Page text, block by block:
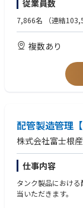
４．IGBT & FRD
の一部を譲受する
置をより明確なも
国内拠点は、厚木
て、フィリピンにご
また、ミネベアミ
事業、電源事業、
≪厚木事業所につ
厚木事業所は東証プ
門、半導体事業部
から生産設備まで
行いただきます。
進を実行していける
Microsoft Office（
【ポジション・立場】
国内外で省エネ診
【仕事のやりがい】
・温室効果ガス削減
に2050年までにカ
工場カーボンニュ
は、他社よりも先
・生産技術部や施
と連携しながら一つ
機、受変電 等）で
経験された方。
ネ診断エンジニア
術提案、省エネ提
・独力で工場全体
従業員数
7,866名 （連結
複数あり
配管製造管理【
株式会社富士根
仕事内容
タンク製品におけ
当いただきます。